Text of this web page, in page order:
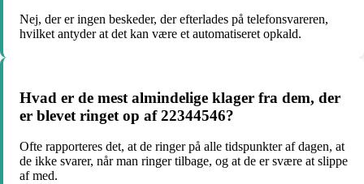
Nej, der er ingen beskeder, der efterlades på telefonsvareren,
hvilket antyder at det kan være et automatiseret opkald.
Hvad er de mest almindelige klager fra dem, der
er blevet ringet op af 22344546?
Ofte rapporteres det, at de ringer på alle tidspunkter af dagen, at
de ikke svarer, når man ringer tilbage, og at de er svære at slippe
af med.